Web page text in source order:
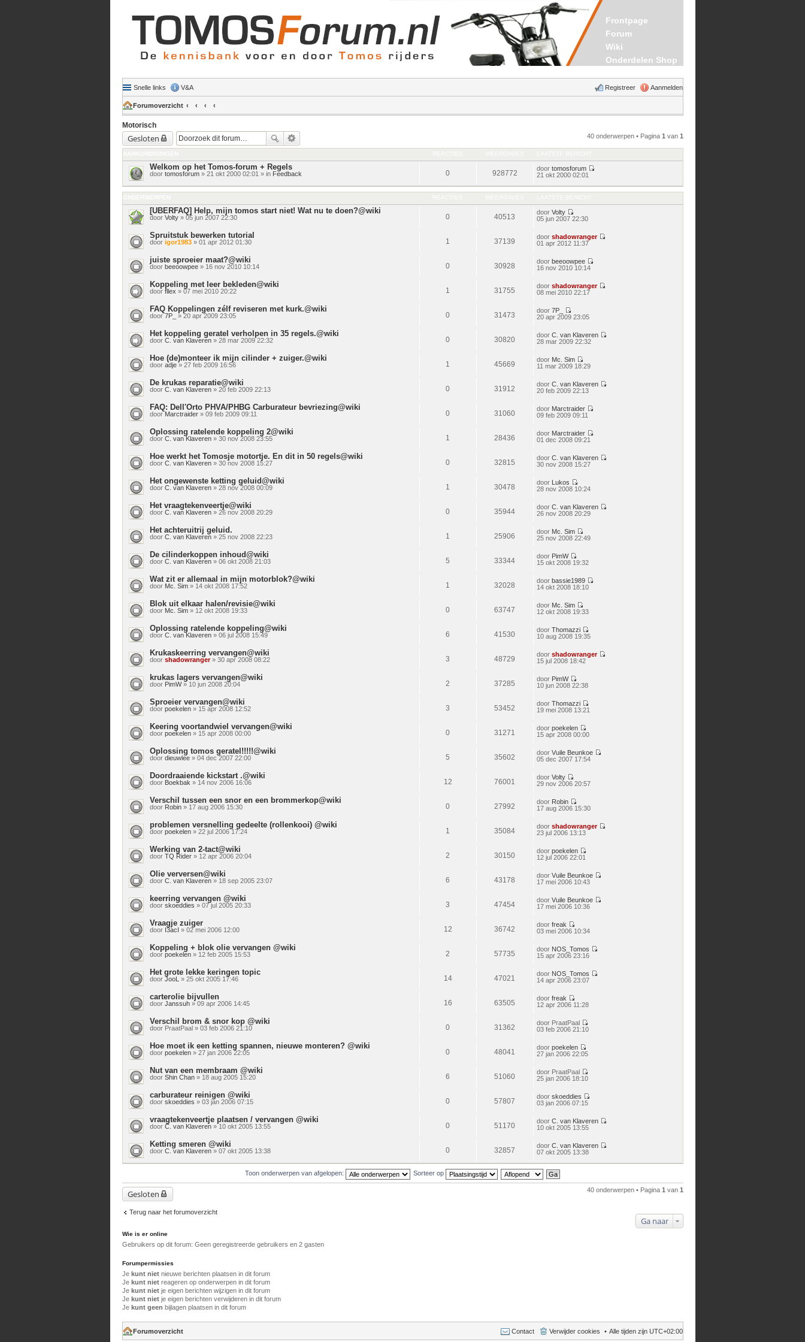
Frontpage
Forum
Wiki
Onderdelen Shop
Snelle links V&A Aanmelden
Registreer
Forumoverzicht
Motorisch
Gesloten 40 onderwerpen • Pagina 1 van 1
Welkom op het Tomos-forum + Regels
door tomosforum» 21 okt 2000 02:01 » in Feedback 0 928772
door tomosforum
bericht
21 okt 2000 02:01
[UBERFAQ] Help, mijn tomos start niet! Wat nu te doen?@wiki
door Volty» 05 jun 2007 22:30 0 40513
door Volty
Bekijk
05 jun 2007 22:30
Spruitstuk bewerken tutorial
door igor1983» 01 apr 2012 01:30 1 37139
door shadowranger
01 apr 2012 11:37
juiste sproeier maat?@wiki
door beeoowpee» 16 nov 2010 10:14 0 30928
door beeoowpee
16 nov 2010 10:14
Koppeling met leer bekleden@wiki
door fllex » 07 mei 2010 20:22 1 31755
door shadowranger
08 mei 2010 22:17
FAQ Koppelingen zélf reviseren met kurk.@wiki
door7P_ » 20 apr 2009 23:05 0 31473
door 7P_
Bekijk
20 apr 2009 23:05
Het koppeling geratel verholpen in 35 regels.@wiki
door C. van Klaveren» 28 mar 2009 22:32 0 30820
door C. van Klaveren
28 mar 2009 22:32
Hoe (de)monteer ik mijn cilinder + zuiger.@wiki
door adje» 27 feb 2009 16:56 1 45669
door Mc. Sim
Bekijk
11 mar 2009 18:29
De krukas reparatie@wiki
door C. van Klaveren» 20 feb 2009 22:13 0 31912
door C. van Klaveren
20 feb 2009 22:13
FAQ: Dell'Orto PHVA/PHBG Carburateur bevriezing@wiki
doorMarctraider» 09 feb 2009 09:11 0 31060
door Marctraider
09 feb 2009 09:11
Oplossing ratelende koppeling 2@wiki
door C. van Klaveren» 30 nov 2008 23:55 1 28436
door Marctraider
01 dec 2008 09:21
Hoe werkt het Tomosje motortje. En dit in 50 regels@wiki
door C. van Klaveren» 30 nov 2008 15:27 0 32815
door C. van Klaveren
30 nov 2008 15:27
Het ongewenste ketting geluid@wiki
door C. van Klaveren» 28 nov 2008 00:09 1 30478
door Lukos
Bekijk
28 nov 2008 10:24
Het vraagtekenveertje@wiki
door C. van Klaveren» 26 nov 2008 20:29 0 35944
door C. van Klaveren
26 nov 2008 20:29
Het achteruitrij geluid.
door C. van Klaveren» 25 nov 2008 22:23 1 25906
door Mc. Sim
Bekijk
25 nov 2008 22:49
De cilinderkoppen inhoud@wiki
door C. van Klaveren» 06 okt 2008 21:03 5 33344
door PimW
Bekijk
15 okt 2008 19:32
Wat zit er allemaal in mijn motorblok?@wiki
door Mc. Sim» 14 okt 2008 17:52 1 32028
door bassie1989
14 okt 2008 18:10
Blok uit elkaar halen/revisie@wiki
door Mc. Sim» 12 okt 2008 19:33 0 63747
door Mc. Sim
Bekijk
12 okt 2008 19:33
Oplossing ratelende koppeling@wiki
door C. van Klaveren» 06 jul 2008 15:49 6 41530
door Thomazzi
Bekijk
10 aug 2008 19:35
Krukaskeerring vervangen@wiki
door shadowranger» 30 apr 2008 08:22 3 48729
door shadowranger
15 jul 2008 18:42
krukas lagers vervangen@wiki
door PimW» 10 jun 2008 20:04 2 37285
door PimW
Bekijk
10 jun 2008 22:38
Sproeier vervangen@wiki
door poekelen» 15 apr 2008 12:52 3 53452
door Thomazzi
Bekijk
19 mei 2008 13:21
Keering voortandwiel vervangen@wiki
door poekelen» 15 apr 2008 00:00 0 31271
door poekelen
Bekijk
15 apr 2008 00:00
Oplossing tomos geratel!!!!!@wiki
door dieuwlee» 04 dec 2007 22:00 5 35602
door Vuile Beunkoe
05 dec 2007 17:54
Doordraaiende kickstart .@wiki
door Boekbak » 14 nov 2006 16:06 12 76001
door Volty
Bekijk
29 nov 2006 20:57
Verschil tussen een snor en een brommerkop@wiki
door Robin» 17 aug 2006 15:30 0 27992
door Robin
Bekijk
17 aug 2006 15:30
problemen versnelling gedeelte (rollenkooi) @wiki
door poekelen» 22 jul 2006 17:24 1 35084
door shadowranger
23 jul 2006 13:13
Werking van 2-tact@wiki
door TQ Rider» 12 apr 2006 20:04 2 30150
door poekelen
12 jul 2006 22:01
Olie verversen@wiki
door C. van Klaveren» 18 sep 2005 23:07 6 43178
door Vuile Beunkoe
17 mei 2006 10:43
keerring vervangen @wiki
door skoeddies » 07 jul 2005 20:33 3 47454
door Vuile Beunkoe
17 mei 2006 10:36
Vraagje zuiger
door I3acI » 02 mei 2006 12:00 12 36742
door freak
Bekijk
03 mei 2006 10:34
Koppeling + blok olie vervangen @wiki
door poekelen» 12 feb 2005 15:53 2 57735
door NOS_Tomos
15 apr 2006 23:16
Het grote lekke keringen topic
door JooL » 25 okt 2005 17:46 14 47021
door NOS_Tomos
14 apr 2006 23:07
carterolie bijvullen
door Janssuh» 09 apr 2006 14:45 16 63505
door freak
Bekijk
12 apr 2006 11:28
Verschil brom & snor kop @wiki
door PraatPaal» 03 feb 2006 21:10 0 31362
door PraatPaal
Bekijk
03 feb 2006 21:10
Hoe moet ik een ketting spannen, nieuwe monteren? @wiki
door poekelen» 27 jan 2006 22:05 0 48041
door poekelen
Bekijk
27 jan 2006 22:05
Nut van een membraam @wiki
door Shin Chan» 18 aug 2005 15:20 6 51060
door PraatPaal
Bekijk
25 jan 2006 18:10
carburateur reinigen @wiki
door skoeddies » 03 jan 2006 07:15 0 57807
door skoeddies
03 jan 2006 07:15
vraagtekenveertje plaatsen / vervangen @wiki
door C. van Klaveren» 10 okt 2005 13:55 0 51170
door C. van Klaveren
10 okt 2005 13:55
Ketting smeren @wiki
door C. van Klaveren» 07 okt 2005 13:38 0 32857
door C. van Klaveren
bericht
07 okt 2005 13:38
Toon onderwerpen van afgelopen: Sorteer op
Gesloten 40 onderwerpen • Pagina 1 van 1
Terug naar het forumoverzicht
Ga naar
Wie is er online
Gebruikers op dit forum: Geen geregistreerde gebruikers en 2 gasten
Forumpermissies
Je kunt nietnieuwe berichten plaatsen in dit forum
Je kunt nietreageren op onderwerpen in dit forum
Je kunt nietje eigen berichten wijzigen in dit forum
Je kunt nietje eigen berichten verwijderen in dit forum
Je kunt geen bijlagen plaatsen in dit forum
Forumoverzicht Alle tijden zijn UTC+02:00
Verwijder cookies
Contact